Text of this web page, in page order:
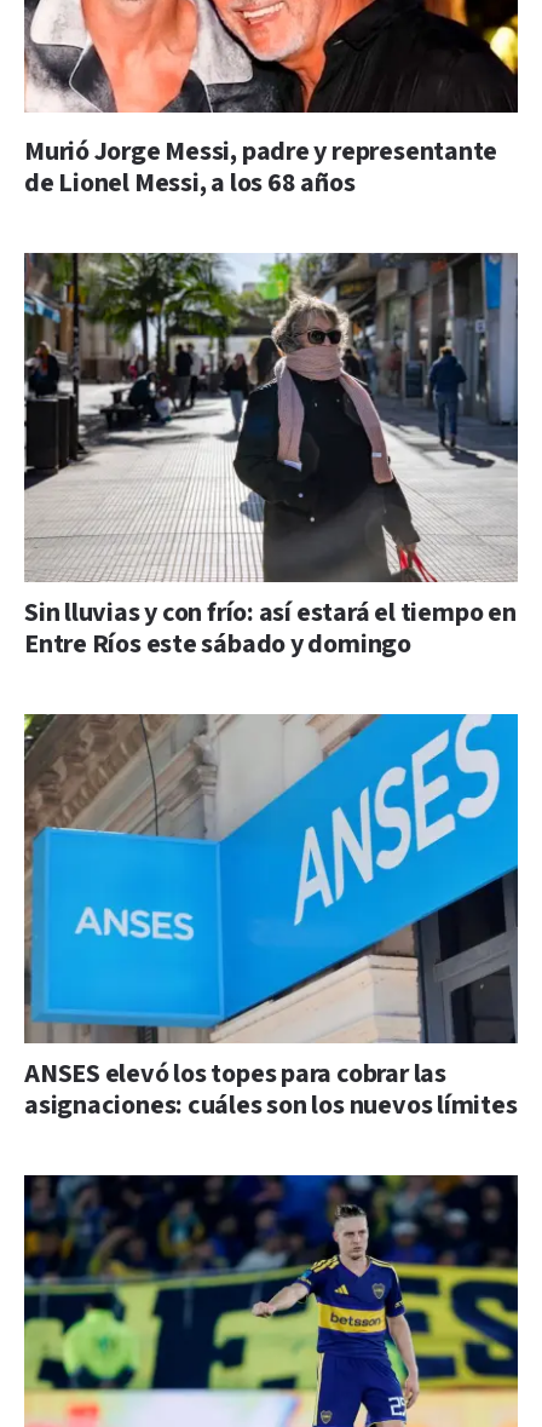
Murió Jorge Messi, padre y representante
de Lionel Messi, a los 68 años
Sin lluvias y con frío: así estará el tiempo en
Entre Ríos este sábado y domingo
ANSES elevó los topes para cobrar las
asignaciones: cuáles son los nuevos límites